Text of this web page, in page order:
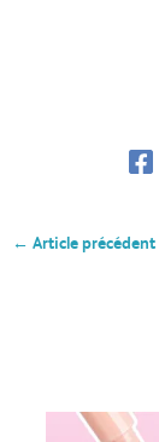
← Article précédent